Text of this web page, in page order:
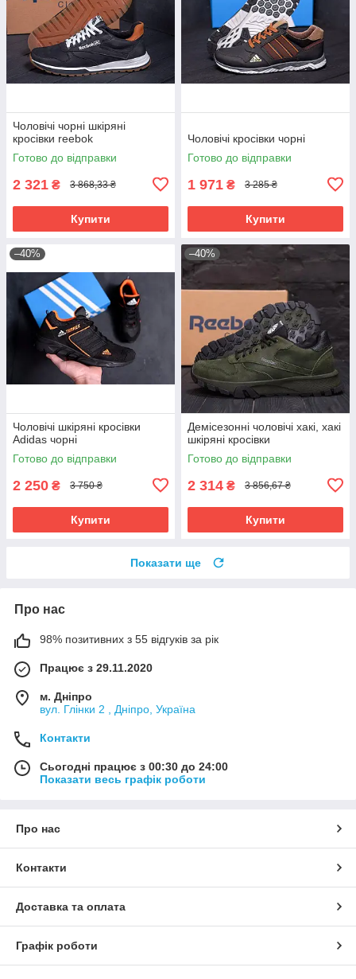
Чоловічі чорні шкіряні
кросівки reebok
Готово до відправки
2 321 ₴ 3 868,33 ₴
Купити
Чоловічі кросівки чорні
Готово до відправки
1 971 ₴ 3 285 ₴
Купити
–40%
Чоловічі шкіряні кросівки
Adidas чорні
Готово до відправки
2 250 ₴ 3 750 ₴
Купити
–40%
Демісезонні чоловічі хакі, хакі
шкіряні кросівки
Готово до відправки
2 314 ₴ 3 856,67 ₴
Купити
Показати ще
Про нас
98% позитивних з 55 відгуків за рік
Працює з 29.11.2020
м. Дніпро
вул. Глінки 2 , Дніпро, Україна
Контакти
Сьогодні працює з 00:30 до 24:00
Показати весь графік роботи
Про нас
Контакти
Доставка та оплата
Графік роботи